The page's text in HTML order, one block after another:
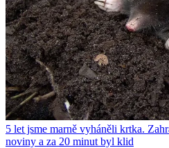
5 let jsme marně vyháněli krtka.
noviny a za 20 minut byl klid